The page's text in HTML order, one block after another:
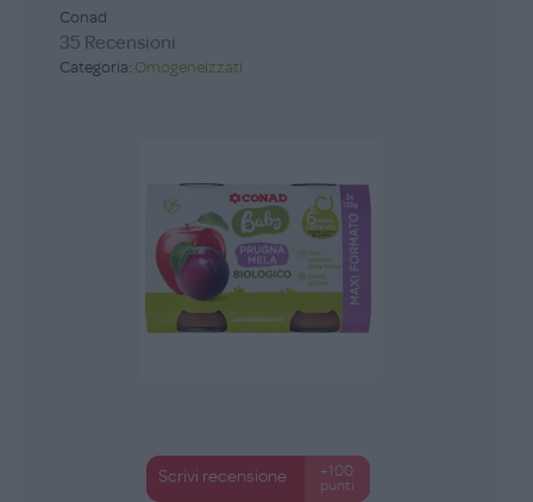
Conad
35 Recensioni
Categoria: Omogeneizzati
Scrivi recensione
+100
punti